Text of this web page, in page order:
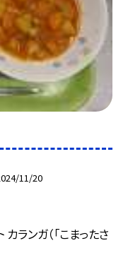
11/20
ランガ（「こまったさ